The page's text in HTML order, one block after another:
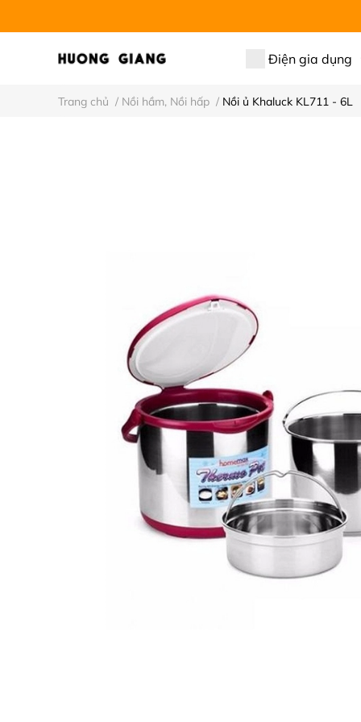
Điện gia dụng
Trang chủ / Nồi hầm, Nồi hấp / Nồi ủ Khaluck KL711 - 6L